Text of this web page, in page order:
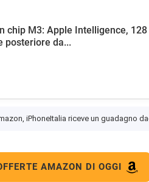
chip M3: Apple Intelligence, 128
posteriore da...
iPhoneItalia riceve un guadagno
AMAZON DI OGGI